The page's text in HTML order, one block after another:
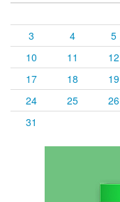
3
4 5
10
11 12
17
18 19
24
25 26
31